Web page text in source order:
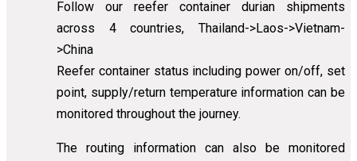
Follow our reefer container durian shipments
across 4 countries, Thailand->Laos->Vietnam-
>China
Reefer container status including power on/off, set
point, supply/return temperature information can be
monitored throughout the journey.
The routing information can also be monitored